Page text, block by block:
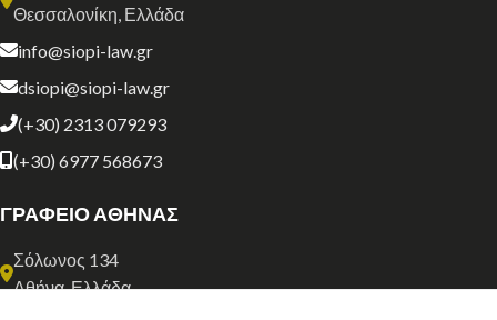
Θεσσαλονίκη, Ελλάδα
info@siopi-law.gr
dsiopi@siopi-law.gr
(+30) 2313 079293
(+30) 6977 568673
ΓΡΑΦΕΙΟ ΑΘΗΝΑΣ
Σόλωνος 134
Αθήνα, Ελλάδα